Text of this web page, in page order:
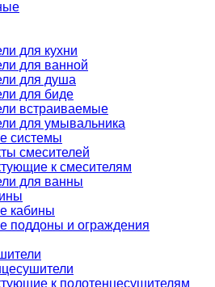
для кухни
для ванной
для душа
для биде
встраиваемые
для умывальника
системы
смесителей
к смесителям
для ванны
кабины
поддоны и ограждения
к полотенцесушителям